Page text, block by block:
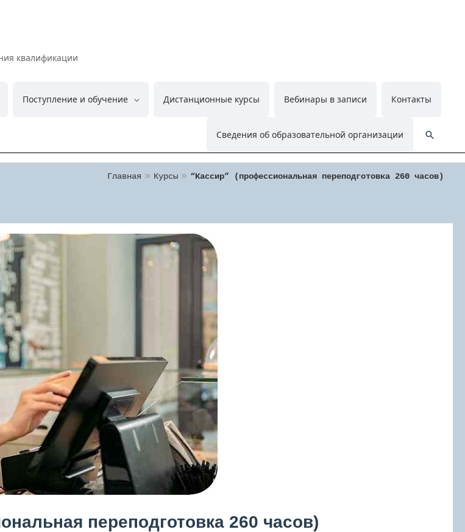
квалификации
Поступление и обучение Дистанционные курсы Вебинары в записи Контакты
Сведения об образовательной организации Поиск
Главная Курсы “Кассир” (профессиональная переподготовка 260 часов)
переподготовка 260 часов)